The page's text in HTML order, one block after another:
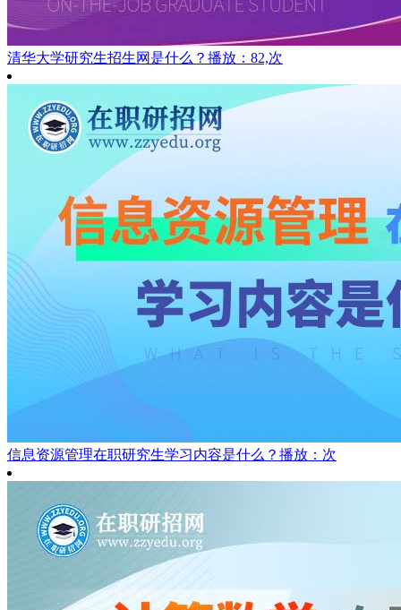
清华大学研究生招生网是什么？ 播放：82,次
信息资源管理在职研究生学习内容是什么？ 播放：次